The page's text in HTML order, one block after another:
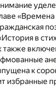
«Времена
в
также
к
избранные